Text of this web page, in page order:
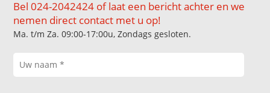
Bel 024-2042424 of laat een bericht achter en we
nemen direct contact met u op!
Ma. t/m Za. 09:00-17:00u, Zondags gesloten.